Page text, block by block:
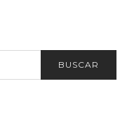
BUSCAR